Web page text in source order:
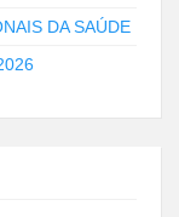
DA SAÚDE